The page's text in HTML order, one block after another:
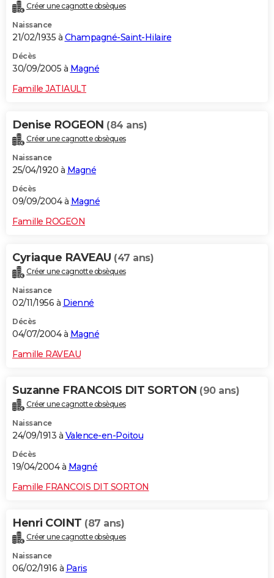
Créer une cagnotte obsèques
Naissance
21/02/1935 à Champagné-Saint-Hilaire
Décès
30/09/2005 à Magné
Famille JATIAULT
Denise ROGEON (84 ans)
Créer une cagnotte obsèques
Naissance
25/04/1920 à Magné
Décès
09/09/2004 à Magné
Famille ROGEON
Cyriaque RAVEAU (47 ans)
Créer une cagnotte obsèques
Naissance
02/11/1956 à Dienné
Décès
04/07/2004 à Magné
Famille RAVEAU
Suzanne FRANCOIS DIT SORTON (90 ans)
Créer une cagnotte obsèques
Naissance
24/09/1913 à Valence-en-Poitou
Décès
19/04/2004 à Magné
Famille FRANCOIS DIT SORTON
Henri COINT (87 ans)
Créer une cagnotte obsèques
Naissance
06/02/1916 à Paris